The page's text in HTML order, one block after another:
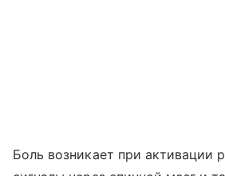
Боль возникает при активации